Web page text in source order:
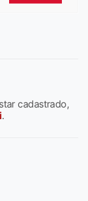
cadastrado,
.